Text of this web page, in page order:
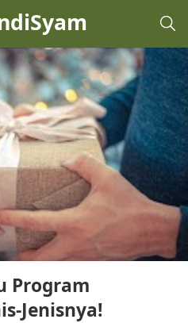
Program
Jenisnya!